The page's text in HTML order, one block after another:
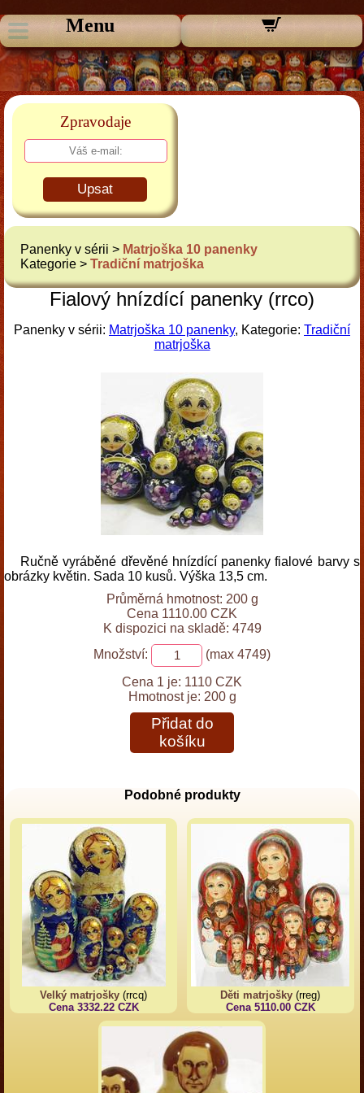
Menu
Zpravodaje
Upsat
Panenky v sérii > Matrjoška 10 panenky
Kategorie > Tradiční matrjoška
Fialový hnízdící panenky (rrco)
Panenky v sérii: Matrjoška 10 panenky, Kategorie: Tradiční
matrjoška
Ručně vyráběné dřevěné hnízdící panenky fialové barvy s
obrázky květin. Sada 10 kusů. Výška 13,5 cm.
Průměrná hmotnost: 200 g
Cena 1110.00 CZK
K dispozici na skladě: 4749
Množství:
(max 4749)
Cena 1 je: 1110 CZK
Hmotnost je: 200 g
Přidat do
košíku
Podobné produkty
Velký matrjošky (rrcq)
Cena 3332.22 CZK
Děti matrjošky (rreg)
Cena 5110.00 CZK